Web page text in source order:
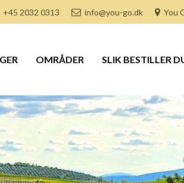
+45 2032 0313 info@you-go.dk You
OMRÅDER SLIK BESTILLER